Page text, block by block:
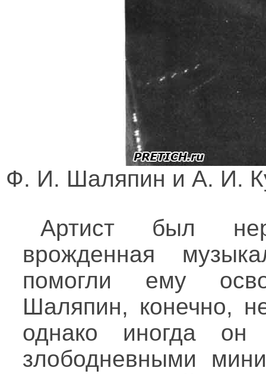
Ф. И. Шаляпин и А. И.
Артист был
врожденная
помогли ему
Шаляпин, конечно,
однако иногда
злободневными